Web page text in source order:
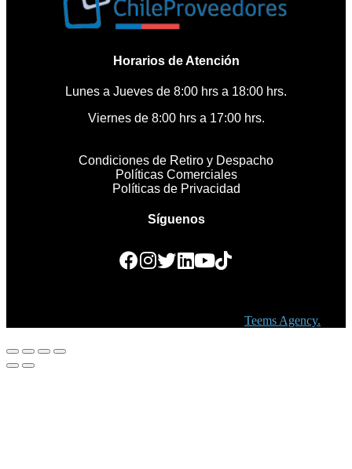
Horarios de Atención
Lunes a Jueves de 8:00 hrs a 18:00 hrs.
Viernes de 8:00 hrs a 17:00 hrs.
Condiciones de Retiro y Despacho
Políticas Comerciales
Políticas de Privacidad
Síguenos
Teems Agency.